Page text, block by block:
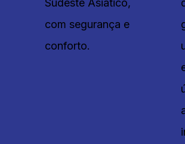
com segurança e
conforto.